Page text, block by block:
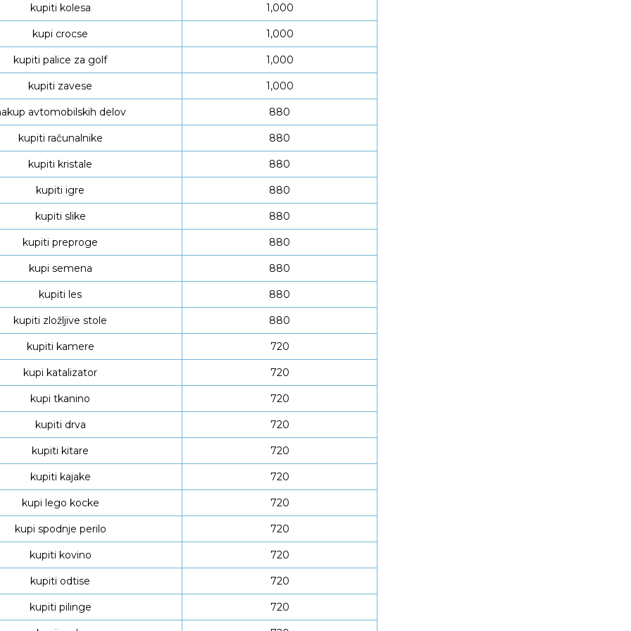
kupiti kolesa 1,000
kupi crocse 1,000
kupiti palice za golf 1,000
kupiti zavese 1,000
avtomobilskih delov 880
kupiti računalnike 880
kupiti kristale 880
kupiti igre 880
kupiti slike 880
kupiti preproge 880
kupi semena 880
kupiti les 880
kupiti zložljive stole 880
kupiti kamere 720
kupi katalizator 720
kupi tkanino 720
kupiti drva 720
kupiti kitare 720
kupiti kajake 720
kupi lego kocke 720
kupi spodnje perilo 720
kupiti kovino 720
kupiti odtise 720
kupiti pilinge 720